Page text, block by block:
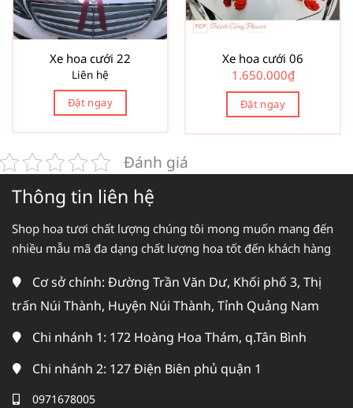
Xe hoa cưới 22
Liên hệ
Đặt ngay
Xe hoa cưới 06
1.650.000₫
Đặt ngay
Đánh giá
Thông tin liên hệ
Shop hoa tươi chất lượng chúng tôi mong muốn mang đến
nhiều mẫu mã đa dạng chất lượng hoa tốt đến khách hàng
Cơ sở chính: Đường Trần Văn Dư, Khối phố 3, Thị
trấn Núi Thành, Huyện Núi Thành, Tỉnh Quảng Nam
Chi nhánh 1: 172 Hoàng Hoa Thám, q.Tân Bình
Chi nhánh 2: 127 Điện Biên phủ quận 1
0971678005